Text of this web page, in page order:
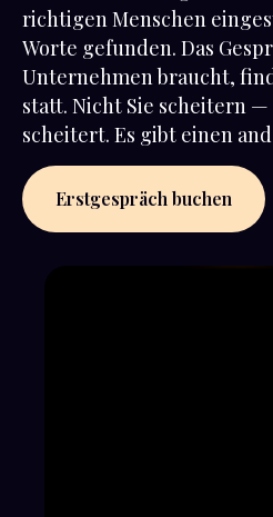
richtigen Menschen
Worte gefunden. Das
Unternehmen braucht,
statt. Nicht Sie scheitern
scheitert. Es gibt einen
Erstgespräch buchen